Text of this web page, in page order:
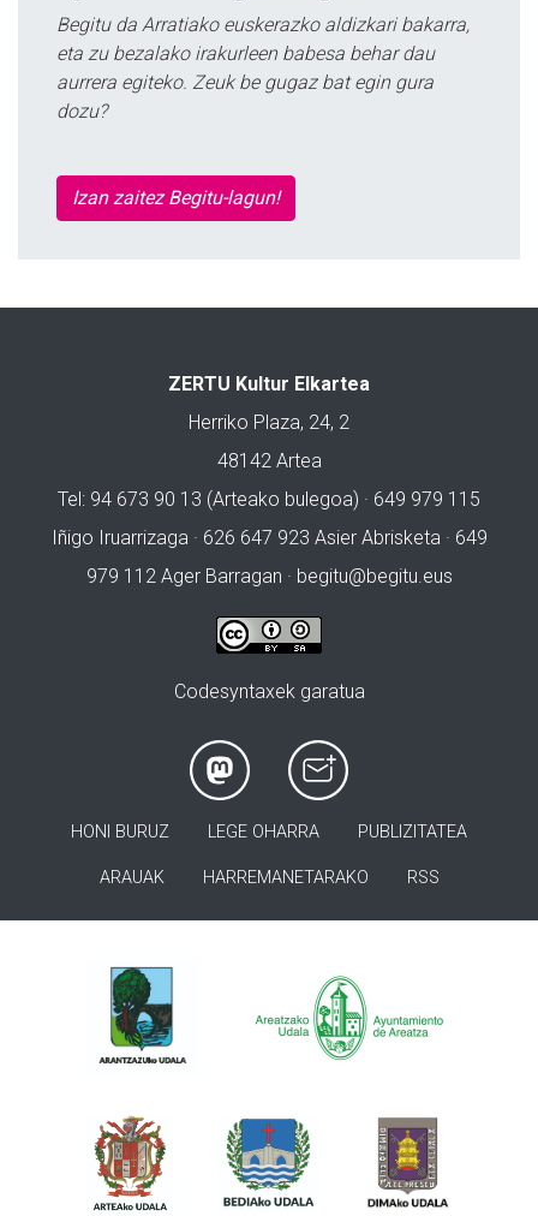
Begitu da Arratiako euskerazko aldizkari bakarra,
eta zu bezalako irakurleen babesa behar dau
aurrera egiteko. Zeuk be gugaz bat egin gura
dozu?
Izan zaitez Begitu-lagun!
ZERTU Kultur Elkartea
Herriko Plaza, 24, 2
48142 Artea
Tel: 94 673 90 13 (Arteako bulegoa) · 649 979 115
Iñigo Iruarrizaga · 626 647 923 Asier Abrisketa · 649
979 112 Ager Barragan · begitu@begitu.eus
Codesyntaxek garatua
HONI BURUZ LEGE OHARRA PUBLIZITATEA
ARAUAK HARREMANETARAKO RSS